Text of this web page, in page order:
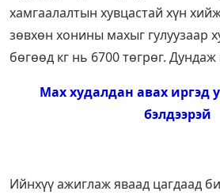
хамгаалалтын хувцастай хүн
зөвхөн хонины махыг гулуузаар
бөгөөд кг нь 6700 төгрөг. Дундаж
Мах худалдан авах иргэд
бэлдээрэй
Ийнхүү ажиглаж яваад цагдаад